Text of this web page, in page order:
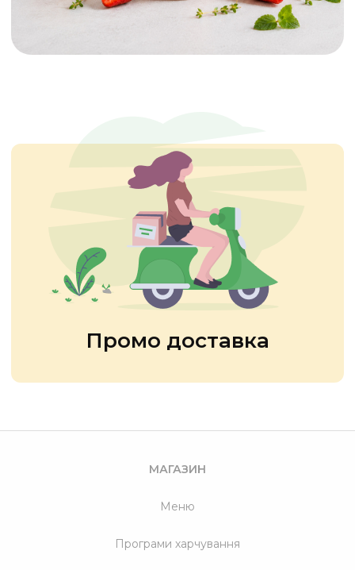
Промо доставка
МАГАЗИН
Меню
Програми харчування